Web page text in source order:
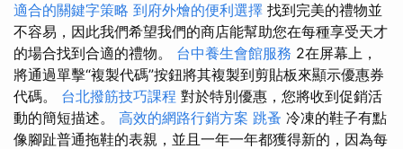
適合的關鍵字策略 到府外燴的便利選擇 找到完美的禮物並
不容易，因此我們希望我們的商店能幫助您在每種享受天才
的場合找到合適的禮物。 台中養生會館服務 2在屏幕上，
將通過單擊“複製代碼”按鈕將其複製到剪貼板來顯示優惠券
代碼。 台北撥筋技巧課程 對於特別優惠，您將收到促銷活
動的簡短描述。 高效的網路行銷方案 跳蚤 冷凍的鞋子有點
像腳趾普通拖鞋的表親，並且一年一年都獲得新的，因為每